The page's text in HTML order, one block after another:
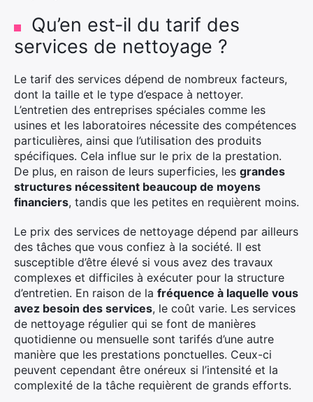
Qu’en est-il du tarif des
services de nettoyage ?
Le tarif des services dépend de nombreux facteurs,
dont la taille et le type d’espace à nettoyer.
L’entretien des entreprises spéciales comme les
usines et les laboratoires nécessite des compétences
particulières, ainsi que l’utilisation des produits
spécifiques. Cela influe sur le prix de la prestation.
De plus, en raison de leurs superficies, les grandes
structures nécessitent beaucoup de moyens
financiers, tandis que les petites en requièrent moins.
Le prix des services de nettoyage dépend par ailleurs
des tâches que vous confiez à la société. Il est
susceptible d’être élevé si vous avez des travaux
complexes et difficiles à exécuter pour la structure
d’entretien. En raison de la fréquence à laquelle vous
avez besoin des services, le coût varie. Les services
de nettoyage régulier qui se font de manières
quotidienne ou mensuelle sont tarifés d’une autre
manière que les prestations ponctuelles. Ceux-ci
peuvent cependant être onéreux si l’intensité et la
complexité de la tâche requièrent de grands efforts.